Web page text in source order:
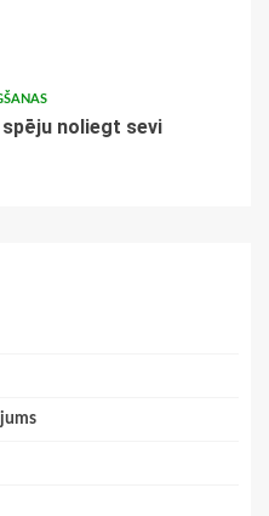
noliegt sevi